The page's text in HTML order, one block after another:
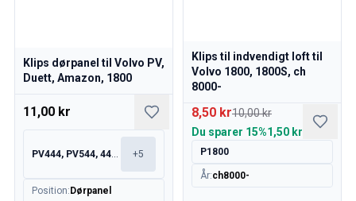
Volvo 850 Karrosseridele
Volvo 850 Brændstof/udstødningssystem
Volvo 850 gearkasse
Volvo 850 Motordele
Volvo 850 Varmeanlæg
Klips dørpanel til Volvo PV,
Duett, Amazon, 1800
11,00 kr
PV444, PV544, 445, 210 +5
Position: Dørpanel
Klips til indvendigt loft til
Volvo 1800, 1800S, ch
8000-
8,50 kr10,00 kr
Du sparer 15%1,50 kr
P1800
År:ch8000-